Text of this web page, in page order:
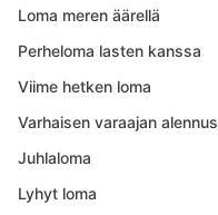
Loma meren äärellä
Perheloma lasten kanssa
Viime hetken loma
Varhaisen varaajan alennus
Juhlaloma
Lyhyt loma